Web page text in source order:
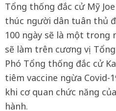
Tổng thống đắc cử Mỹ
thúc người dân tuân thủ
100 ngày sẽ là một trong
sẽ làm trên cương vị
Phó Tổng thống đắc cử
tiêm vaccine ngừa Covid-
khi cơ quan chức năng
hành.